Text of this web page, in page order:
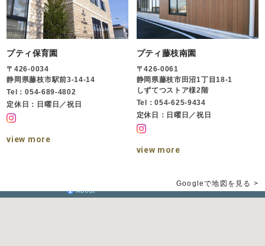
プティ保育園
〒426-0034
静岡県藤枝市駅前3-14-14
Tel：054-689-4802
定休日：日曜日／祝日
view more
プティ藤枝南園
〒426-0061
静岡県藤枝市田沼1丁目18-1
しずてつストア様2階
Tel：054-625-9434
定休日：日曜日／祝日
view more
Googleで地図を見る >